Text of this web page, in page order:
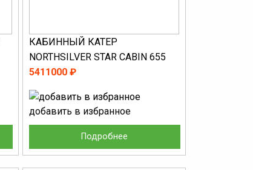
КАБИННЫЙ КАТЕР
NORTHSILVER STAR CABIN 655
5411000 ₽
Подробнее
добавить в избранное